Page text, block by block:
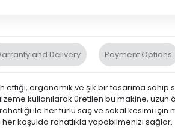
and Delivery Payment Options
ergonomik ve şık bir tasarıma sahip
kullanılarak üretilen bu makine,
ile her türlü saç ve sakal kesimi
her koşulda rahatlıkla yapabilmenizi sağlar.